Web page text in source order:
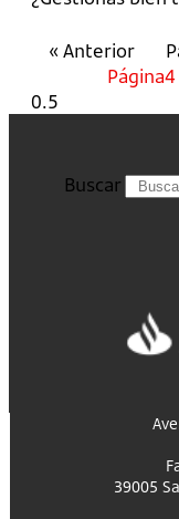
« Anterior
Página4
Buscar
39005